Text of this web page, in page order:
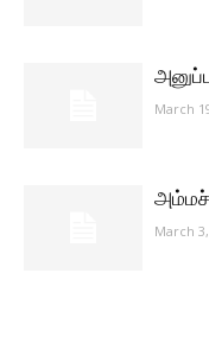
March
March